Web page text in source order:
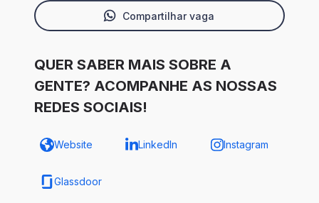
Compartilhar vaga
QUER SABER MAIS SOBRE A
GENTE? ACOMPANHE AS NOSSAS
REDES SOCIAIS!
Website LinkedIn Instagram
Glassdoor